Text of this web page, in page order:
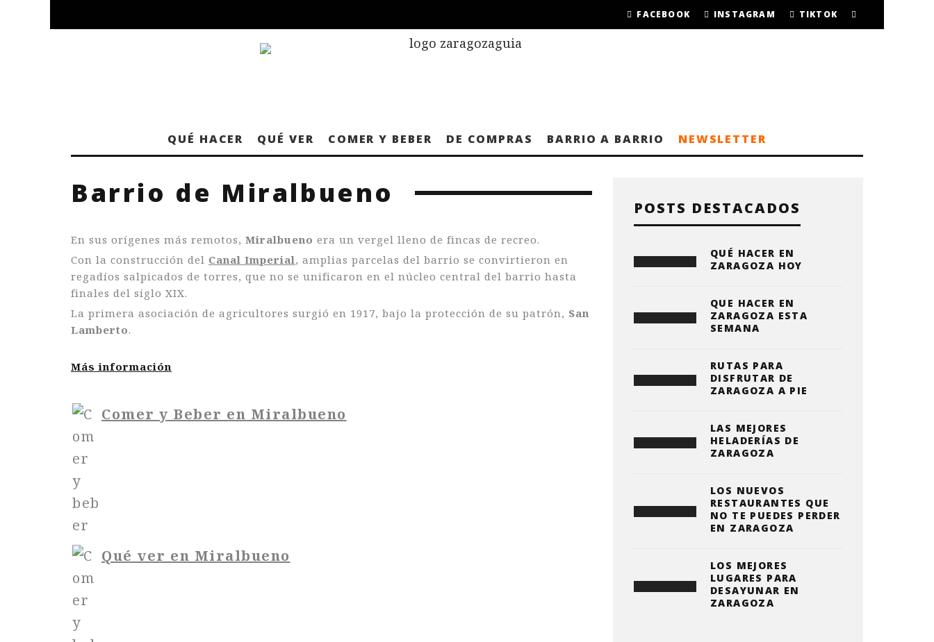
FACEBOOK INSTAGRAM TIKTOK
QUÉ HACER QUÉ VER COMER Y BEBER DE COMPRAS BARRIO A BARRIO NEWSLETTER
Barrio de Miralbueno
En sus orígenes más remotos, Miralbueno era un vergel lleno de fincas de recreo.
Con la construcción del Canal Imperial, amplias parcelas del barrio se convirtieron en
regadíos salpicados de torres, que no se unificaron en el núcleo central del barrio hasta
finales del siglo XIX.
La primera asociación de agricultores surgió en 1917, bajo la protección de su patrón, San
Lamberto.
Más información
Comer y Beber en Miralbueno
Qué ver en Miralbueno
POSTS DESTACADOS
QUÉ HACER EN
ZARAGOZA HOY
QUE HACER EN
ZARAGOZA ESTA
SEMANA
RUTAS PARA
DISFRUTAR DE
ZARAGOZA A PIE
LAS MEJORES
HELADERÍAS DE
ZARAGOZA
LOS NUEVOS
RESTAURANTES QUE
NO TE PUEDES PERDER
EN ZARAGOZA
LOS MEJORES
LUGARES PARA
DESAYUNAR EN
ZARAGOZA